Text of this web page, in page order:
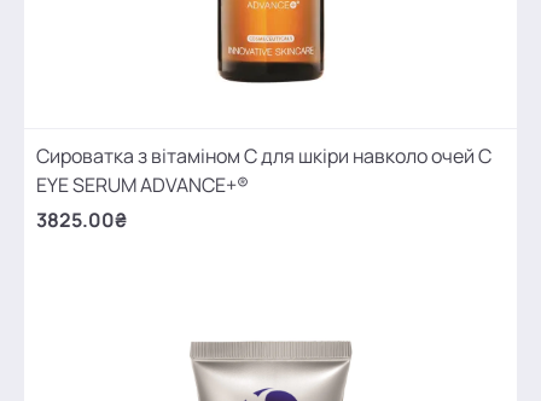
Сироватка з вітаміном С для шкіри навколо очей C
EYE SERUM ADVANCE+®
3825.00₴